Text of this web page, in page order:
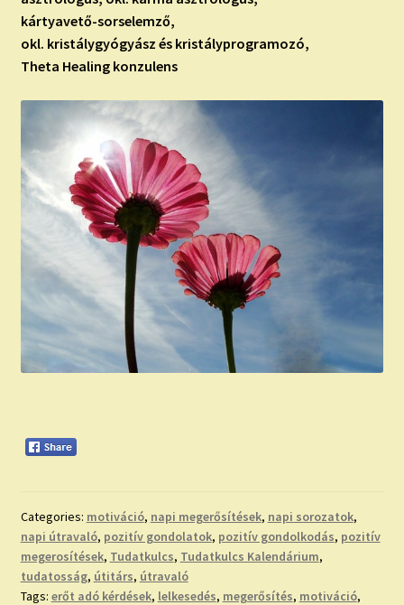
kártyavető-sorselemző,
okl. kristálygyógyász és kristályprogramozó,
Theta Healing konzulens
Categories: motiváció, napi megerősítések, napi sorozatok,
napi útravaló, pozitív gondolatok, pozitív gondolkodás, pozitív
megerosítések, Tudatkulcs, Tudatkulcs Kalendárium,
tudatosság, útitárs, útravaló
Tags: erőt adó kérdések, lelkesedés, megerősítés, motiváció,